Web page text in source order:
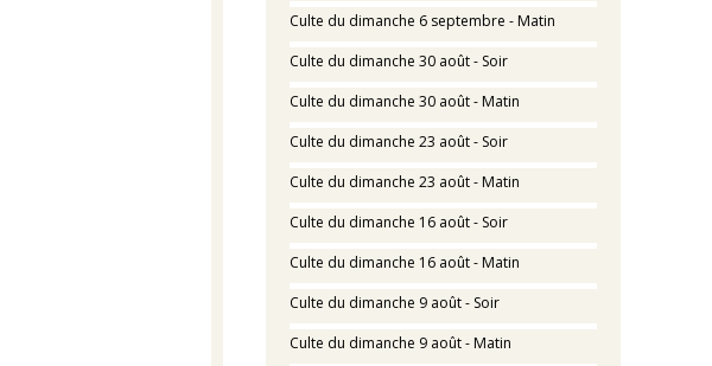
Culte du dimanche 6 septembre - Matin
Culte du dimanche 30 août - Soir
Culte du dimanche 30 août - Matin
Culte du dimanche 23 août - Soir
Culte du dimanche 23 août - Matin
Culte du dimanche 16 août - Soir
Culte du dimanche 16 août - Matin
Culte du dimanche 9 août - Soir
Culte du dimanche 9 août - Matin